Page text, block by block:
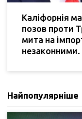
Каліфорнія
позов проти
мита на
Найпопулярніше